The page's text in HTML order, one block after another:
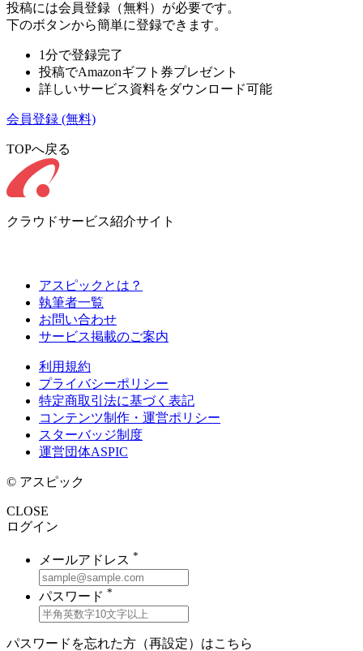
投稿には会員登録（無料）が必要です。
下のボタンから簡単に登録できます。
1分で登録完了
投稿でAmazonギフト券プレゼント
詳しいサービス資料をダウンロード可能
会員登録 (無料)
TOPへ戻る
クラウドサービス紹介サイト
アスピックとは？
執筆者一覧
お問い合わせ
サービス掲載のご案内
利用規約
プライバシーポリシー
特定商取引法に基づく表記
コンテンツ制作・運営ポリシー
スターバッジ制度
運営団体ASPIC
© アスピック
CLOSE
ログイン
メールアドレス *
パスワード *
パスワードを忘れた方（再設定）はこちら